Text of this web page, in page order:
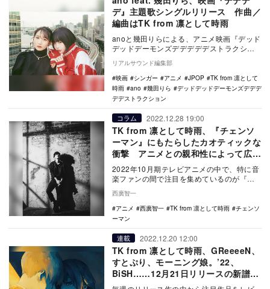
デ』主題歌シングルリリース 作曲／
編曲はTK from 凛として時雨
anoと幾田りらによる、アニメ映画『デッド
デッドデーモンズデデデデデストラクショ
ン』前章の主題歌「絶絶絶絶対聖域」のシ
ングルパッ…
リアルサウンド編集部
映画
シンガー アニメ JPOP
TK from 凛として
時雨
ano 幾田りら
デッドデッドデーモンズデデデ
デデストラクション
コラム 2022.12.28 19:00
TK from 凛として時雨、『チェンソ
ーマン』にもたらしたカオティックな
衝撃 アニメとの親和性によって広が
る楽曲の世界観
2022年10月期テレビアニメの中で、特に音
楽ファンの間で注目を集めているのが『チ
う。オープ…
西廣智一
アニメ
西廣智一 TK from 凛として時雨
チェンソ
ーマン
連載 2022.12.20 12:00
TK from 凛として時雨、GReeeeN、
すとぷり、モーニング娘。’22、
BiSH……12月21日リリースの新譜5
作をレビュー